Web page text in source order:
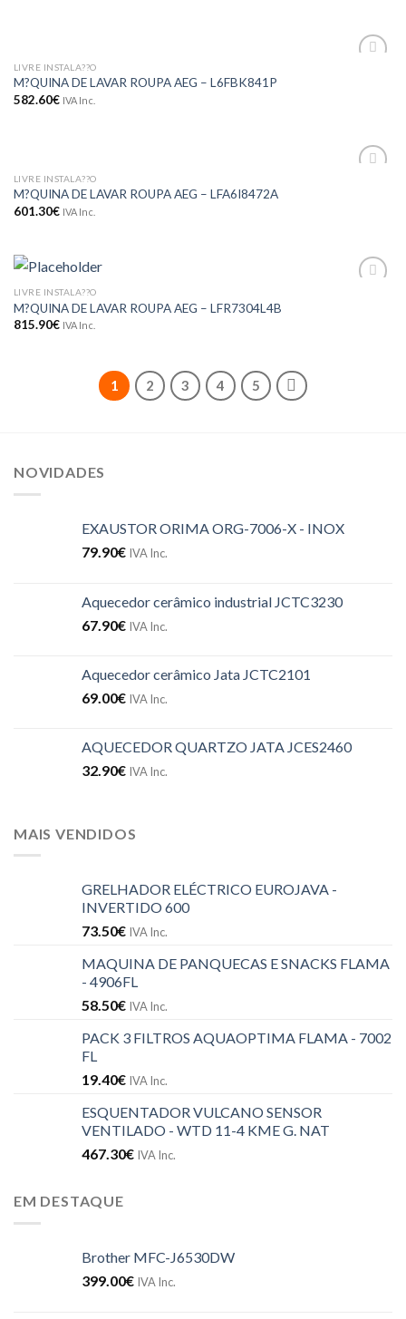
LIVRE INSTALA??O
M?QUINA DE LAVAR ROUPA AEG – L6FBK841P
582.60€ IVA Inc.
LIVRE INSTALA??O
M?QUINA DE LAVAR ROUPA AEG – LFA6I8472A
601.30€ IVA Inc.
LIVRE INSTALA??O
M?QUINA DE LAVAR ROUPA AEG – LFR7304L4B
815.90€ IVA Inc.
1 2 3 4 5
NOVIDADES
EXAUSTOR ORIMA ORG-7006-X - INOX
79.90€ IVA Inc.
Aquecedor cerâmico industrial JCTC3230
67.90€ IVA Inc.
Aquecedor cerâmico Jata JCTC2101
69.00€ IVA Inc.
AQUECEDOR QUARTZO JATA JCES2460
32.90€ IVA Inc.
MAIS VENDIDOS
GRELHADOR ELÉCTRICO EUROJAVA -
INVERTIDO 600
73.50€ IVA Inc.
MAQUINA DE PANQUECAS E SNACKS FLAMA
- 4906FL
58.50€ IVA Inc.
PACK 3 FILTROS AQUAOPTIMA FLAMA - 7002
FL
19.40€ IVA Inc.
ESQUENTADOR VULCANO SENSOR
VENTILADO - WTD 11-4 KME G. NAT
467.30€ IVA Inc.
EM DESTAQUE
Brother MFC-J6530DW
399.00€ IVA Inc.